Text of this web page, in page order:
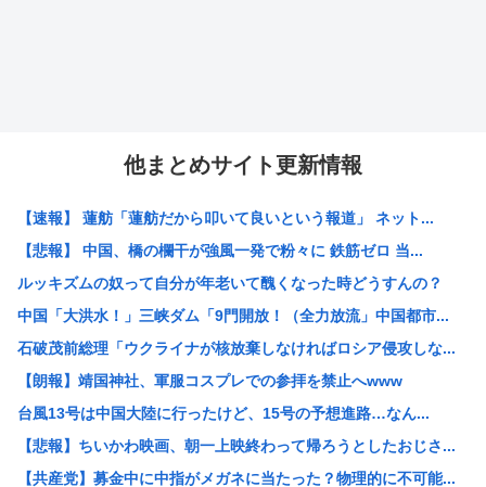
他まとめサイト更新情報
【速報】 蓮舫「蓮舫だから叩いて良いという報道」 ネット...
【悲報】 中国、橋の欄干が強風一発で粉々に 鉄筋ゼロ 当...
ルッキズムの奴って自分が年老いて醜くなった時どうすんの？
中国「大洪水！」三峡ダム「9門開放！（全力放流」中国都市...
石破茂前総理「ウクライナが核放棄しなければロシア侵攻しな...
【朗報】靖国神社、軍服コスプレでの参拝を禁止へwww
台風13号は中国大陸に行ったけど、15号の予想進路…なん...
【悲報】ちいかわ映画、朝一上映終わって帰ろうとしたおじさ...
【共産党】募金中に中指がメガネに当たった？物理的に不可能...